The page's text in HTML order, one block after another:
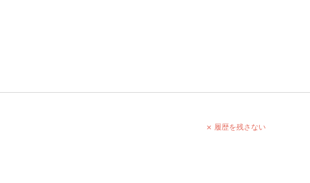
履歴を残さない